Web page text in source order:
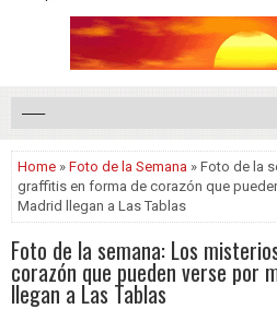
Home » Foto de la Semana » Foto de la
graffitis en forma de corazón que
Madrid llegan a Las Tablas
Foto de la semana: Los
corazón que pueden verse por
llegan a Las Tablas